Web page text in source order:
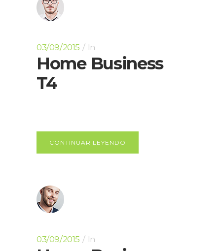
03/09/2015 In
Home Business
T4
CONTINUAR LEYENDO
03/09/2015 In